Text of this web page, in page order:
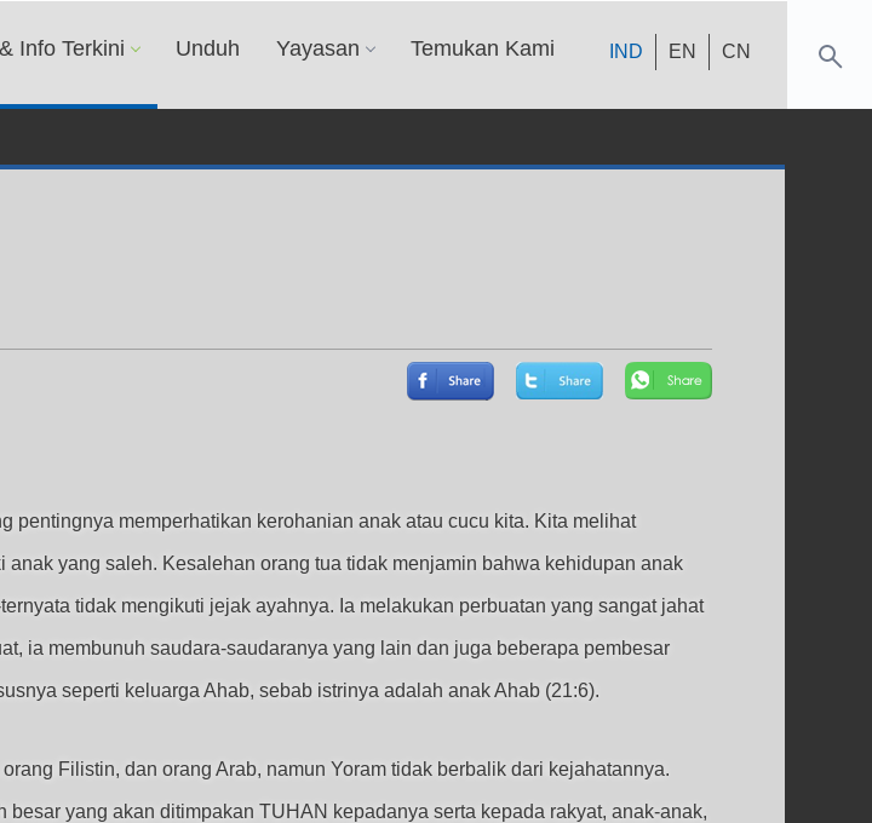
IND EN CN
Info Terkini Unduh Yayasan Temukan Kami
pentingnya memperhatikan kerohanian anak atau cucu kita. Kita melihat
yang saleh. Kesalehan orang tua tidak menjamin bahwa kehidupan anak
tidak mengikuti jejak ayahnya. Ia melakukan perbuatan yang sangat jahat
ia membunuh saudara-saudaranya yang lain dan juga beberapa pembesar
seperti keluarga Ahab, sebab istrinya adalah anak Ahab (21:6).
Filistin, dan orang Arab, namun Yoram tidak berbalik dari kejahatannya.
yang akan ditimpakan TUHAN kepadanya serta kepada rakyat, anak-anak,